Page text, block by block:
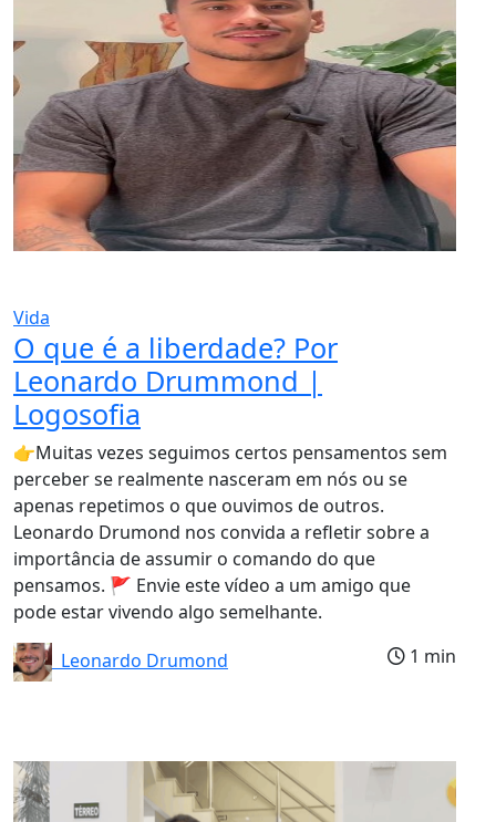
Vida
O que é a liberdade? Por
Leonardo Drummond |
Logosofia
👉Muitas vezes seguimos certos pensamentos sem
perceber se realmente nasceram em nós ou se
apenas repetimos o que ouvimos de outros.
Leonardo Drumond nos convida a refletir sobre a
importância de assumir o comando do que
pensamos. 🚩 Envie este vídeo a um amigo que
pode estar vivendo algo semelhante.
Leonardo Drumond
1 min